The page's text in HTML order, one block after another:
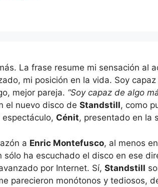
La frase resume mi sensación al
mi posición en la vida. Soy
mejor pareja. “Soy capaz de algo
el nuevo disco de Standstill, como
Cénit, presentado en la
a Enric Montefusco, al menos
sólo ha escuchado el disco en ese
por Internet. Sí, Standstill
parecieron monótonos y tediosos,